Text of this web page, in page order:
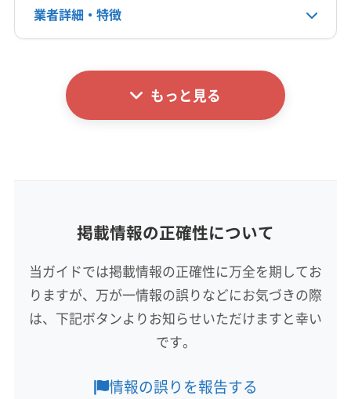
公式サイトを見る
業者詳細・特徴
基本情報
代表者名
新潟市秋葉区
新潟市西蒲区 新潟市西区
新潟市中央区
新潟市東区
新潟市南区 新潟市北区
新発田市
西蒲原郡弥彦村
東蒲原郡阿賀町
南蒲原郡田上町
もっと見る
9:00〜17:00
もっと見る
掲載情報の正確性について
当ガイドでは掲載情報の正確性に万全を期してお
りますが、万が一情報の誤りなどにお気づきの際
は、下記ボタンよりお知らせいただけますと幸い
です。
情報の誤りを報告する